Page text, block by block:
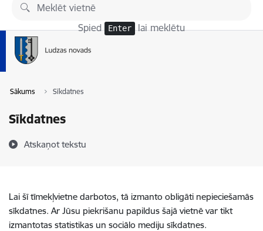
Pāriet uz lapas saturu
Spied Enter lai meklētu
Sākums Sīkdatnes
Sīkdatnes
Atskaņot tekstu
Lai šī tīmekļvietne darbotos, tā izmanto obligāti nepieciešamās
sīkdatnes. Ar Jūsu piekrišanu papildus šajā vietnē var tikt
izmantotas statistikas un sociālo mediju sīkdatnes.